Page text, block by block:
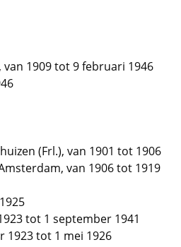
1909 tot 9 februari 1946
(Frl.), van 1901 tot 1906
van 1906 tot 1919
tot 1 september 1941
1923 tot 1 mei 1926